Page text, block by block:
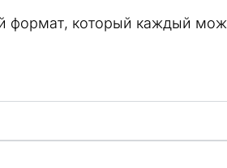
формат, который каждый